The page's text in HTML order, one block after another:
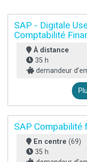
SAP - Digitale
Comptabilité
À distance
35 h
demandeur
SAP Compabilité
En centre (69)
35 h